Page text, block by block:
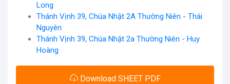
Long
Thánh Vịnh 39, Chúa Nhật 2A Thường Niên - Thái
Nguyên
Thánh Vịnh 39, Chúa Nhật 2a Thường Niên - Huy
Hoàng
Download SHEET PDF